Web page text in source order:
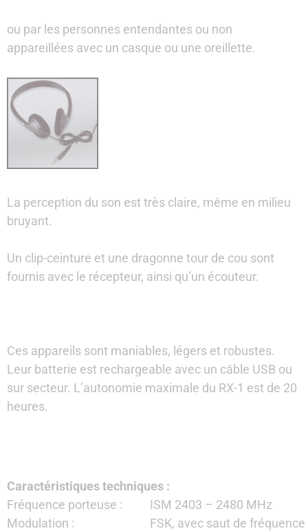
ou par les personnes entendantes ou non
appareillées avec un casque ou une oreillette.
La perception du son est très claire, même en milieu
bruyant.
Un clip-ceinture et une dragonne tour de cou sont
fournis avec le récepteur, ainsi qu’un écouteur.
Ces appareils sont maniables, légers et robustes.
Leur batterie est rechargeable avec un câble USB ou
sur secteur. L’autonomie maximale du RX-1 est de 20
heures.
Caractéristiques techniques :
Fréquence porteuse :
ISM 2403 – 2480 MHz
Modulation :
FSK, avec saut de fréquence